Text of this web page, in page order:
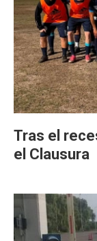
Tras el
el Clausura